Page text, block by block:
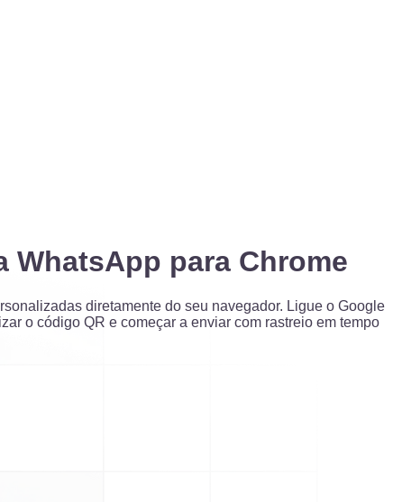
WhatsApp para Chrome
diretamente do seu navegador. Ligue o Google
o código QR e começar a enviar com rastreio em tempo